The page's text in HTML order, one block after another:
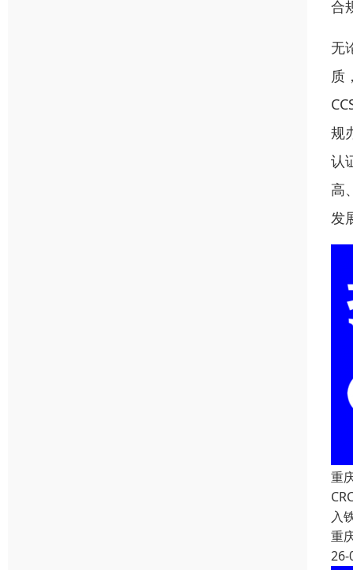
合
无
质
规
认
高
发
重
入
重
26-